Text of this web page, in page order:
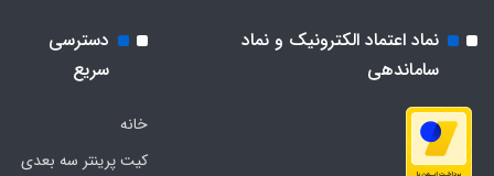
نماد اعتماد الکترونیک و نماد
ساماندهی
دسترسی
سریع
خانه
کیت پرینتر سه بعدی